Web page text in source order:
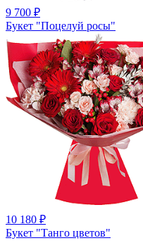
9 700 ₽
Букет "Поцелуй росы"
10 180 ₽
Букет "Танго цветов"